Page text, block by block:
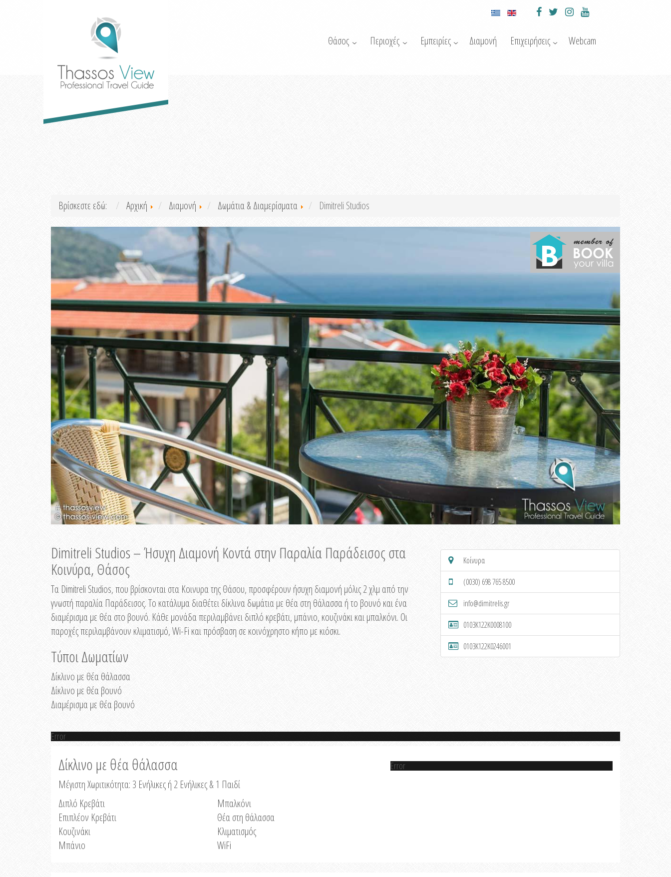
Θάσος Περιοχές Εμπειρίες Διαμονή Επιχειρήσεις Webcam
Βρίσκεστε εδώ: Αρχική Διαμονή Δωμάτια & Διαμερίσματα Dimitreli Studios
Dimitreli Studios – Ήσυχη Διαμονή Κοντά στην Παραλία Παράδεισος στα
Κοινύρα, Θάσος
Τα Dimitreli Studios, που βρίσκονται στα Κοινυρα της Θάσου, προσφέρουν ήσυχη διαμονή μόλις 2 χλμ από την
γνωστή παραλία Παράδεισος. Το κατάλυμα διαθέτει δίκλινα δωμάτια με θέα στη θάλασσα ή το βουνό και ένα
διαμέρισμα με θέα στο βουνό. Κάθε μονάδα περιλαμβάνει διπλό κρεβάτι, μπάνιο, κουζινάκι και μπαλκόνι. Οι
παροχές περιλαμβάνουν κλιματισμό, Wi-Fi και πρόσβαση σε κοινόχρηστο κήπο με κιόσκι.
Τύποι Δωματίων
Δίκλινο με θέα θάλασσα
Δίκλινο με θέα βουνό
Διαμέρισμα με θέα βουνό
Κοίνυρα
(0030) 698 765 8500
info@dimitrelis.gr
0103K122K0008100
0103K122K0246001
Error
Δίκλινο με θέα θάλασσα
Μέγιστη Χωριτικότητα: 3 Ενήλικες ή 2 Ενήλικες & 1 Παιδί
Διπλό Κρεβάτι
Επιπλέον Κρεβάτι
Κουζινάκι
Μπάνιο
Μπαλκόνι
Θέα στη θάλασσα
Κλιματισμός
WiFi
Error